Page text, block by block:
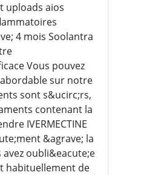
uploads aios
4 mois Soolantra
Vous pouvez
sur notre
sont s&ucirc;rs,
contenant la
IVERMECTINE
&agrave; la
oubli&eacute;e
habituellement de